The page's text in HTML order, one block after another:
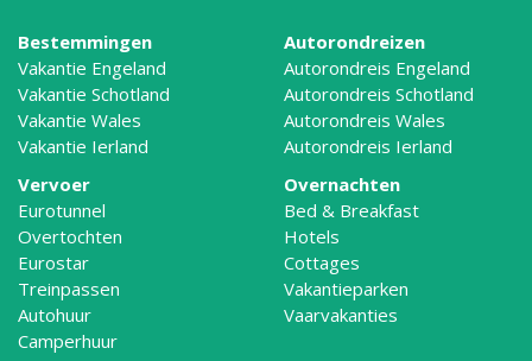
Bestemmingen
Vakantie Engeland
Vakantie Schotland
Vakantie Wales
Vakantie Ierland
Autorondreizen
Autorondreis Engeland
Autorondreis Schotland
Autorondreis Wales
Autorondreis Ierland
Vervoer
Eurotunnel
Overtochten
Eurostar
Treinpassen
Autohuur
Camperhuur
Overnachten
Bed & Breakfast
Hotels
Cottages
Vakantieparken
Vaarvakanties